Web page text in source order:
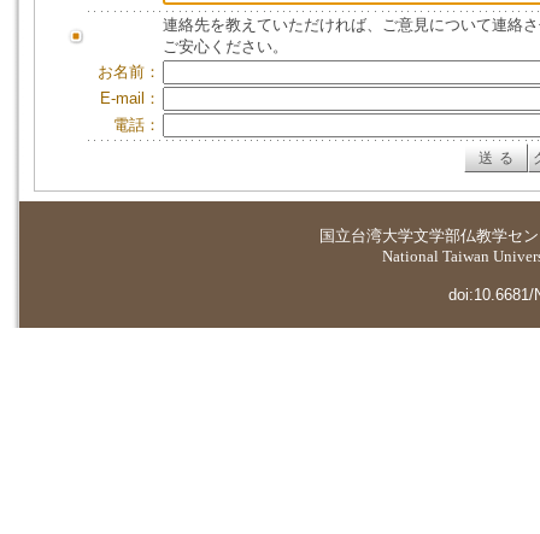
連絡先を教えていただければ、ご意見について連絡
ご安心ください。
お名前：
E-mail：
電話：
国立台湾大学文学部仏教学セ
National Taiwan
doi:10.6681/